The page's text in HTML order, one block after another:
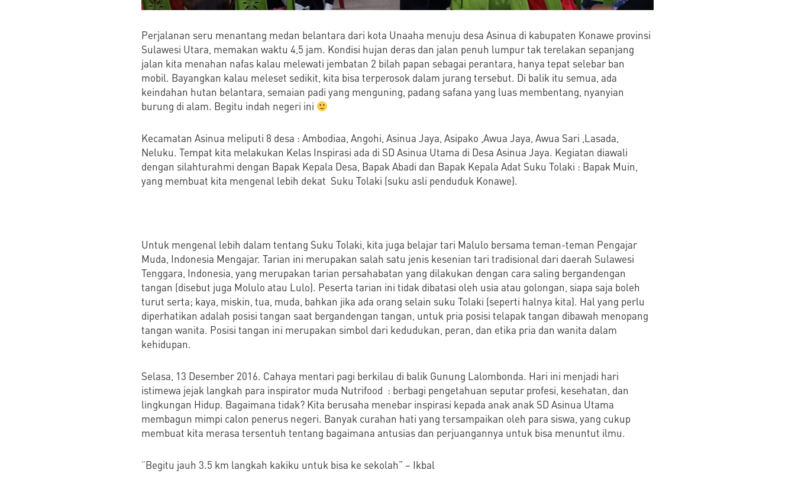
Perjalanan seru menantang medan belantara dari kota Unaaha menuju desa Asinua di kabupaten Konawe provinsi
Sulawesi Utara, memakan waktu 4,5 jam. Kondisi hujan deras dan jalan penuh lumpur tak terelakan sepanjang
jalan kita menahan nafas kalau melewati jembatan 2 bilah papan sebagai perantara, hanya tepat selebar ban
mobil. Bayangkan kalau meleset sedikit, kita bisa terperosok dalam jurang tersebut. Di balik itu semua, ada
keindahan hutan belantara, semaian padi yang menguning, padang safana yang luas membentang, nyanyian
burung di alam. Begitu indah negeri ini
Kecamatan Asinua meliputi 8 desa : Ambodiaa, Angohi, Asinua Jaya, Asipako ,Awua Jaya, Awua Sari ,Lasada,
Neluku. Tempat kita melakukan Kelas Inspirasi ada di SD Asinua Utama di Desa Asinua Jaya. Kegiatan diawali
dengan silahturahmi dengan Bapak Kepala Desa, Bapak Abadi dan Bapak Kepala Adat Suku Tolaki : Bapak Muin,
yang membuat kita mengenal lebih dekat Suku Tolaki (suku asli penduduk Konawe).
Untuk mengenal lebih dalam tentang Suku Tolaki, kita juga belajar tari Malulo bersama teman-teman Pengajar
Muda, Indonesia Mengajar. Tarian ini merupakan salah satu jenis kesenian tari tradisional dari daerah Sulawesi
Tenggara, Indonesia, yang merupakan tarian persahabatan yang dilakukan dengan cara saling bergandengan
tangan (disebut juga Molulo atau Lulo). Peserta tarian ini tidak dibatasi oleh usia atau golongan, siapa saja boleh
turut serta; kaya, miskin, tua, muda, bahkan jika ada orang selain suku Tolaki (seperti halnya kita). Hal yang perlu
diperhatikan adalah posisi tangan saat bergandengan tangan, untuk pria posisi telapak tangan dibawah menopang
tangan wanita. Posisi tangan ini merupakan simbol dari kedudukan, peran, dan etika pria dan wanita dalam
kehidupan.
Selasa, 13 Desember 2016. Cahaya mentari pagi berkilau di balik Gunung Lalombonda. Hari ini menjadi hari
istimewa jejak langkah para inspirator muda Nutrifood : berbagi pengetahuan seputar profesi, kesehatan, dan
lingkungan Hidup. Bagaimana tidak? Kita berusaha menebar inspirasi kepada anak anak SD Asinua Utama
membagun mimpi calon penerus negeri. Banyak curahan hati yang tersampaikan oleh para siswa, yang cukup
membuat kita merasa tersentuh tentang bagaimana antusias dan perjuangannya untuk bisa menuntut ilmu.
“Begitu jauh 3.5 km langkah kakiku untuk bisa ke sekolah” – Ikbal